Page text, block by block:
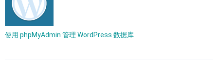
使用 phpMyAdmin 管理 WordPress 数据库